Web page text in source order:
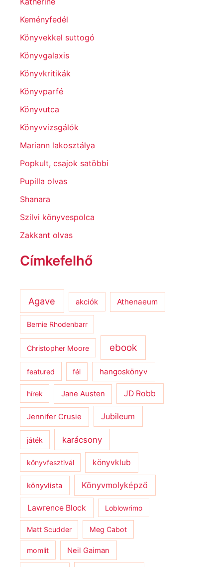
Keményfedél
Könyvekkel suttogó
Könyvgalaxis
Könyvkritikák
Könyvparfé
Könyvutca
Könyvvizsgálók
Mariann lakosztálya
Popkult, csajok satöbbi
Pupilla olvas
Shanara
Szilvi könyvespolca
Zakkant olvas
Címkefelhő
Agave akciók Athenaeum
Bernie Rhodenbarr
Christopher Moore ebook
featured fél hangoskönyv
hírek Jane Austen JD Robb
Jennifer Crusie Jubileum
játék karácsony
könyvfesztivál könyvklub
könyvlista Könyvmolyképző
Lawrence Block Loblowrimo
Matt Scudder Meg Cabot
momlit Neil Gaiman